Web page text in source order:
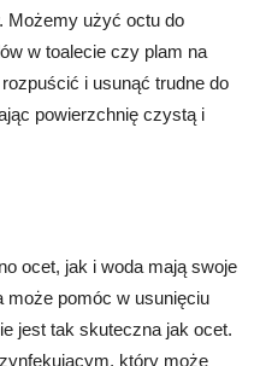
Możemy użyć octu do
w toalecie czy plam na
i usunąć trudne do
powierzchnię czystą i
ocet, jak i woda mają swoje
może pomóc w usunięciu
jest tak skuteczna jak ocet.
który może